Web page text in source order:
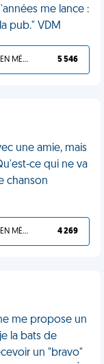
me lance :
pub." VDM
TU L'AS BIEN MÉRITÉ 5 546
une amie, mais
ce qui ne va
chanson
TU L'AS BIEN MÉRITÉ 4 269
me propose un
la bats de
un "bravo"